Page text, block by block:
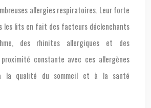
allergies respiratoires. Leur forte
les lits en fait des facteurs déclenchants
des rhinites allergiques et des
constante avec ces allergènes
la qualité du sommeil et à la santé